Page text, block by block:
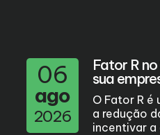
06
ago
2026
Fator R
sua
O Fator R é
a redução
incentivar a